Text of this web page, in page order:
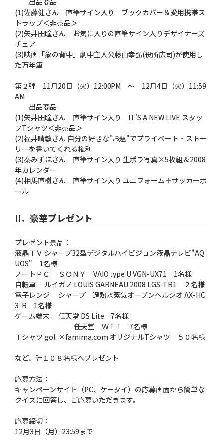
出品商品
(1)佐藤健さん 直筆サイン入り ブックカバー＆愛用携帯ス
トラップ＜非売品＞
(2)矢井田瞳さん お気に入りの直筆サイン入りデザイナーズ
チェア
(3)映画「象の背中」劇中主人公藤山幸弘(役所広司)が使用し
た万年筆
第２弾 11月20日（火）12:00PM 〜 12月4日（火）11:59
AM
出品商品
(1)矢井田瞳さん 直筆サイン入り IT'S A NEW LIVE スタッ
フTシャツ＜非売品＞
(2)福井晴敏さん 自分の好きな"お題"でプライベート・ストー
リーを書いてくれる権利
(3)秦みずほさん 直筆サイン入り 生ポラ写真×5枚組＆2008
年カレンダー
(4)相馬直樹さん 直筆サイン入り ユニフォーム＋サッカーボ
ール
II．豪華プレゼント
プレゼント景品：
液晶ＴＶ シャープ32型デジタルハイビジョン液晶テレビ"AQ
UOS" 1名様
ノートＰＣ ＳＯＮＹ VAIO type U VGN-UX71 1名様
自転車 ルイガノ LOUIS GARNEAU 2008 LGS-TR1 ２名様
電子レンジ シャープ 過熱水蒸気オーブンヘルシオ AX-HC
3-R 1名様
ゲーム端末 任天堂 DS Lite 7名様
任天堂 Ｗｉｉ 7名様
Ｔシャツ gol. ×famima.com オリジナルTシャツ ５０名様
など、計１０８名様へプレゼント
応募方法：
キャンペーンサイト（PC、ケータイ）の応募画面から簡単な
クイズに回答し、ご応募いただきます。
応募締切：
12月3日（月）23:59まで